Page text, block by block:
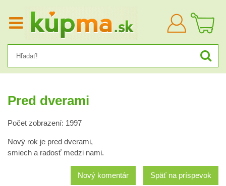
Prihlásiť
sa
Pred dverami
Počet zobrazení: 1997
Nový rok je pred dverami,
smiech a radosť medzi nami.
Späť na príspevok
Nový komentár